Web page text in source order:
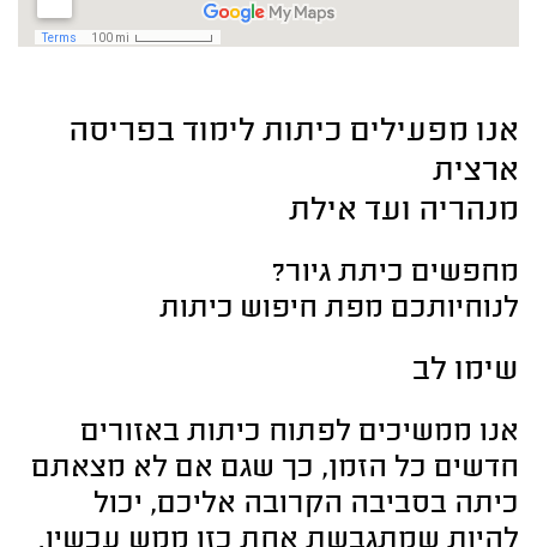
אנו מפעילים כיתות לימוד בפריסה
ארצית
מנהריה ועד אילת
מחפשים כיתת גיור?
לנוחיותכם מפת חיפוש כיתות
שימו לב
אנו ממשיכים לפתוח כיתות באזורים
חדשים כל הזמן, כך שגם אם לא מצאתם
כיתה בסביבה הקרובה אליכם, יכול
להיות שמתגבשת אחת כזו ממש עכשיו.